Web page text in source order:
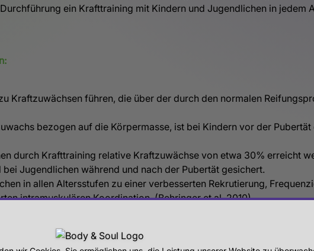
ein Krafttraining mit Kindern und Jugendlichen in jedem
Kraftzuwächsen führen, die über der durch den normalen
bezogen auf die Körpermasse, ist bei Kindern vor der
durch Krafttraining relative Kraftzuwächse von etwa 30% erreicht
Jugendlichen während und nach der Pubertät gesichert.
in allen Altersstufen zu einer verbesserten Rekrutierung,
intramuskulären Koordination. (Behringer et al. 2010)